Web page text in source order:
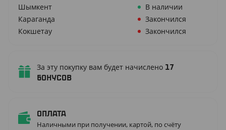
Шымкент
В наличии
Караганда
Закончился
Кокшетау
Закончился
За эту покупку вам будет начислено 17
бонусов
Оплата
Наличными при получении, картой, по счёту